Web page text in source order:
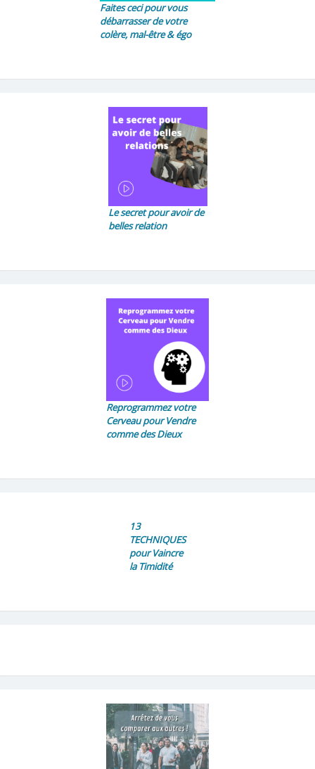
Faites ceci pour vous
débarrasser de votre
colère, mal-être & égo
Le secret pour avoir de
belles relation
Reprogrammez votre
Cerveau pour Vendre
comme des Dieux
13
TECHNIQUES
pour Vaincre
la Timidité